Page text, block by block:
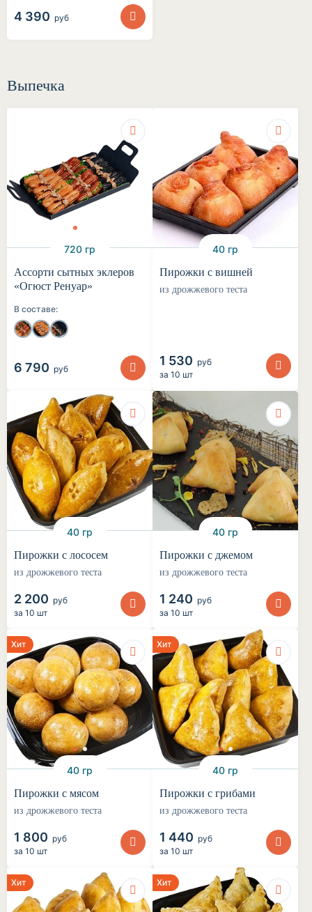
4 390 руб
Выпечка
720 гр
Ассорти сытных эклеров
«Огюст Ренуар»
В составе:
6 790 руб
40 гр
Пирожки с вишней
из дрожжевого теста
1 530 руб
за 10 шт
40 гр
Пирожки с лососем
из дрожжевого теста
2 200 руб
за 10 шт
40 гр
Пирожки с джемом
из дрожжевого теста
1 240 руб
за 10 шт
Хит
40 гр
Пирожки с мясом
из дрожжевого теста
1 800 руб
за 10 шт
Хит
40 гр
Пирожки с грибами
из дрожжевого теста
1 440 руб
за 10 шт
Хит Хит